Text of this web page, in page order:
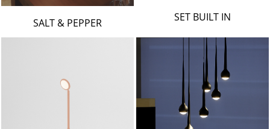
SET BUILT IN
SALT & PEPPER